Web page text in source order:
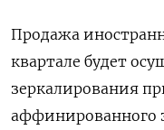
Продажа
квартале будет
зеркалирования
аффинированного